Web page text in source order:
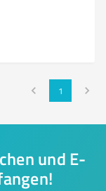
1
und E-